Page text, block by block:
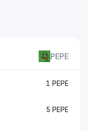
PEPE
1 PEPE
5 PEPE